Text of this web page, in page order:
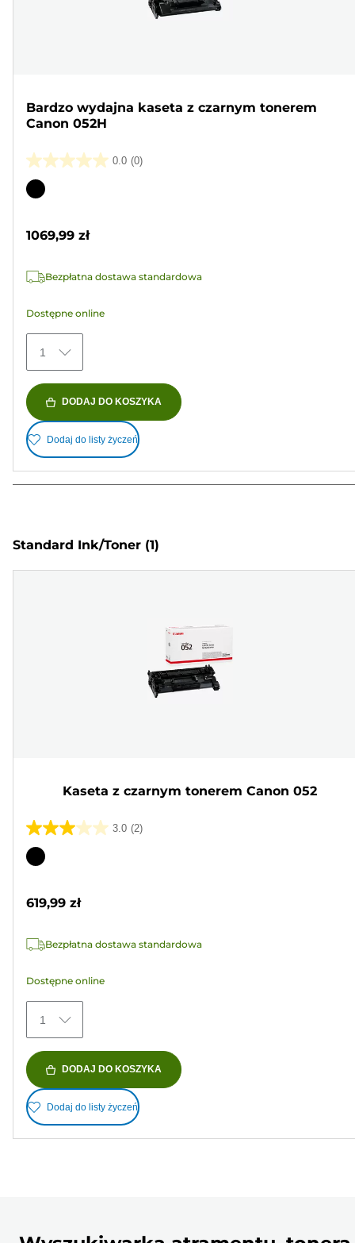
Bardzo wydajna kaseta z czarnym tonerem
Canon 052H
0.0 (0)
0.0
na
Wkład
1069,99 zł
Bezpłatna dostawa standardowa
Dostępne online
1
DODAJ DO KOSZYKA
Dodaj do listy życzeń
Standard Ink/Toner (1)
Kaseta z czarnym tonerem Canon 052
3.0 (2)
3.0
na
2
Wkład
619,99 zł
Bezpłatna dostawa standardowa
Dostępne online
1
DODAJ DO KOSZYKA
Dodaj do listy życzeń